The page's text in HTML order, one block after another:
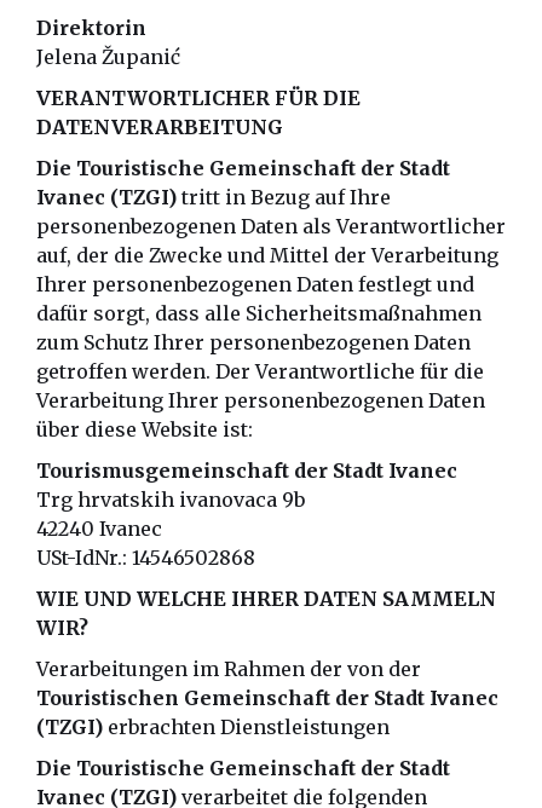
Direktorin
Jelena Županić
VERANTWORTLICHER FÜR DIE
DATENVERARBEITUNG
Die Touristische Gemeinschaft der Stadt
Ivanec (TZGI) tritt in Bezug auf Ihre
personenbezogenen Daten als Verantwortlicher
auf, der die Zwecke und Mittel der Verarbeitung
Ihrer personenbezogenen Daten festlegt und
dafür sorgt, dass alle Sicherheitsmaßnahmen
zum Schutz Ihrer personenbezogenen Daten
getroffen werden. Der Verantwortliche für die
Verarbeitung Ihrer personenbezogenen Daten
über diese Website ist:
Tourismusgemeinschaft der Stadt Ivanec
Trg hrvatskih ivanovaca 9b
42240 Ivanec
USt-IdNr.: 14546502868
WIE UND WELCHE IHRER DATEN SAMMELN
WIR?
Verarbeitungen im Rahmen der von der
Touristischen Gemeinschaft der Stadt Ivanec
(TZGI) erbrachten Dienstleistungen
Die Touristische Gemeinschaft der Stadt
Ivanec (TZGI) verarbeitet die folgenden